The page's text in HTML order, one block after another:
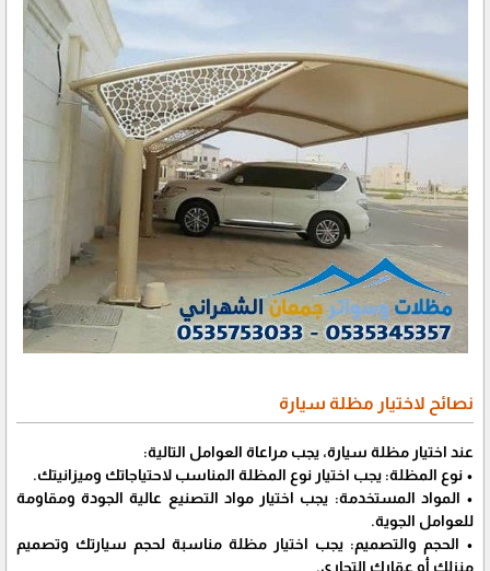
نصائح لاختيار مظلة سيارة
عند اختيار مظلة سيارة، يجب مراعاة العوامل التالية:
• نوع المظلة: يجب اختيار نوع المظلة المناسب لاحتياجاتك وميزانيتك.
• المواد المستخدمة: يجب اختيار مواد التصنيع عالية الجودة ومقاومة
للعوامل الجوية.
• الحجم والتصميم: يجب اختيار مظلة مناسبة لحجم سيارتك وتصميم
منزلك أو عقارك التجاري.